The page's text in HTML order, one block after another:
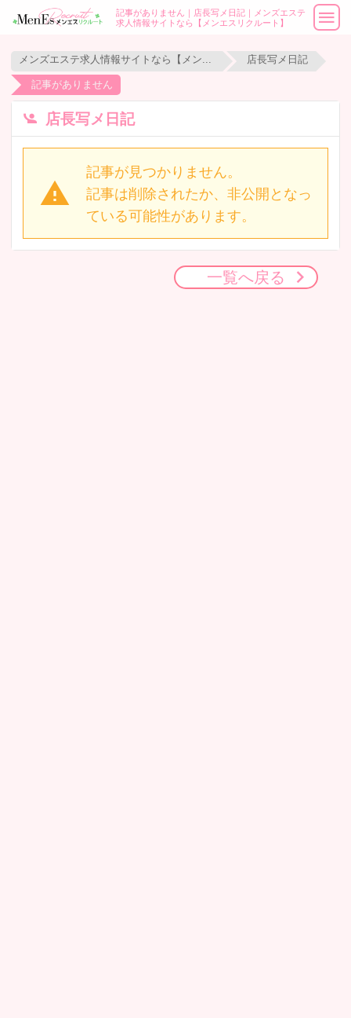
記事がありません｜店長写メ日記｜メンズエステ
求人情報サイトなら【メンエスリクルート】
店長写メ日記
記事がありません
店長写メ日記
記事が見つかりません。
記事は削除されたか、非公開となっ
ている可能性があります。
一覧へ戻る